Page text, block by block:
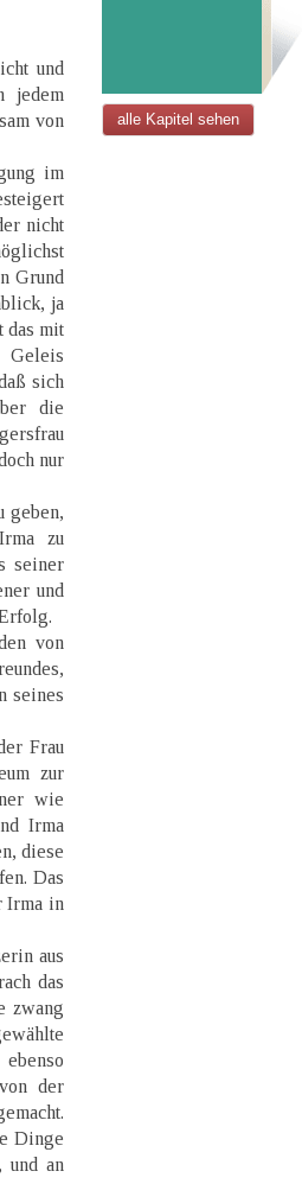
und
jedem
von
im
nicht
Grund
ja
das mit
Geleis
sich
die
nur
geben,
zu
seiner
und
von
seines
Frau
zur
wie
Irma
diese
Das
Irma in
aus
das
zwang
der
Dinge
und an
alle Kapitel sehen